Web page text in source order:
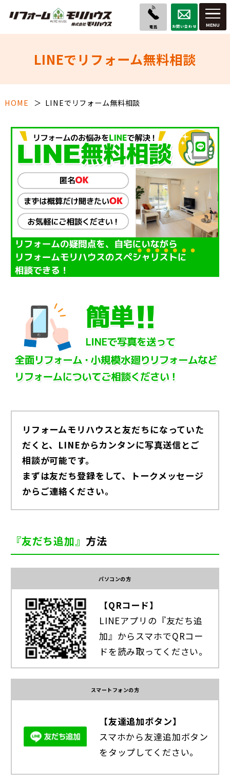
電話 お問い合わせ
LINEでリフォーム無料相談
HOME LINEでリフォーム無料相談
リフォームモリハウスと友だちになっていた
だくと、LINEからカンタンに写真送信とご
相談が可能です。
まずは友だち登録をして、トークメッセージ
からご連絡ください。
『友だち追加』 方法
パソコンの方
【QRコード】
LINEアプリの『友だち追
加』からスマホでQRコー
ドを読み取ってください。
スマートフォンの方
【友達追加ボタン】
スマホから友達追加ボタン
をタップしてください。